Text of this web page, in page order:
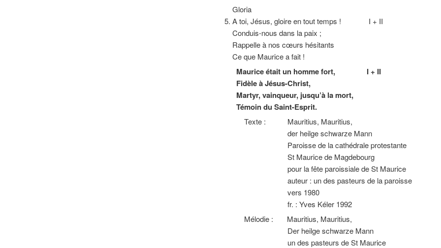
Gloria
5. A toi, Jésus, gloire en tout temps ! I + II
Conduis-nous dans la paix ;
Rappelle à nos cœurs hésitants
Ce que Maurice a fait !
Maurice était un homme fort, I + II
Fidèle à Jésus-Christ,
Martyr, vainqueur, jusqu’à la mort,
Témoin du Saint-Esprit.
Texte : Mauritius, Mauritius,
der heilge schwarze Mann
Paroisse de la cathédrale protestante
St Maurice de Magdebourg
pour la fête paroissiale de St Maurice
auteur : un des pasteurs de la paroisse
vers 1980
fr. : Yves Kéler 1992
Mélodie : Mauritius, Mauritius,
Der heilge schwarze Mann
un des pasteurs de St Maurice